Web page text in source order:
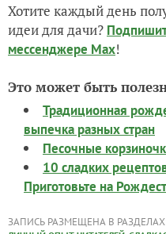
Хотите каждый день
идеи для дачи?
мессенджере Max!
Это может быть
Традиционная
выпечка разных стран
Песочные
10 сладких
Приготовьте на
ЗАПИСЬ РАЗМЕЩЕНА В